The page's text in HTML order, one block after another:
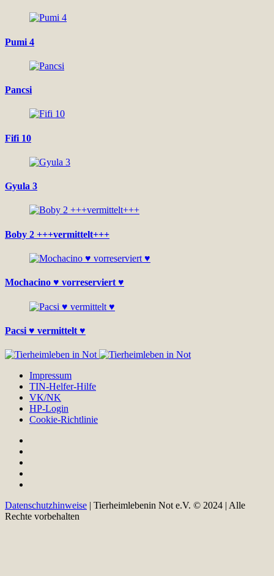
Pumi 4
Pancsi
Fifi 10
Gyula 3
Boby 2 +++vermittelt+++
Mochacino ♥ vorreserviert ♥
Pacsi ♥ vermittelt ♥
Impressum
TIN-Helfer-Hilfe
VK/NK
HP-Login
Cookie-Richtlinie
Datenschutzhinweise | Tierheimlebenin Not e.V. © 2024 | Alle
Rechte vorbehalten